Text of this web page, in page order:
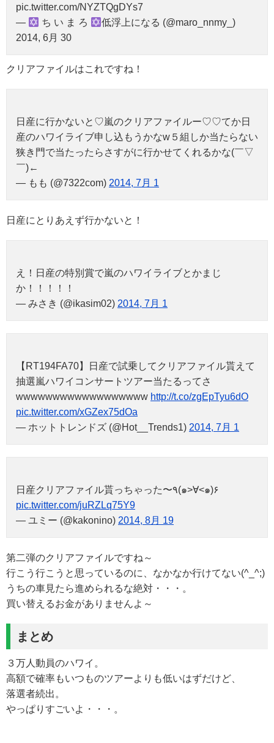
pic.twitter.com/NYZTQgDYs7
—
ち い ま ろ
低浮上になる (@maro_nnmy_)
2014, 6月 30
クリアファイルはこれですね！
日産に行かないと♡嵐のクリアファイルー♡♡てか日
産のハワイライブ申し込もうかなw５組しか当たらない
狭き門で当たったらさすがに行かせてくれるかな(￣▽
￣)←
— もも (@7322com) 2014, 7月 1
日産にとりあえず行かないと！
え！日産の特別賞で嵐のハワイライブとかまじ
か！！！！！
— みさき (@ikasim02) 2014, 7月 1
【RT194FA70】日産で試乗してクリアファイル貰えて
抽選嵐ハワイコンサートツアー当たるってさ
wwwwwwwwwwwwwwwwww http://t.co/zgEpTyu6dO
pic.twitter.com/xGZex75dOa
— ホットトレンドズ (@Hot__Trends1) 2014, 7月 1
日産クリアファイル貰っちゃった〜٩(๑>∀<๑)۶
pic.twitter.com/juRZLq75Y9
— ユミー (@kakonino) 2014, 8月 19
第二弾のクリアファイルですね～
行こう行こうと思っているのに、なかなか行けてない(^_^;)
うちの車見たら進められるな絶対・・・。
買い替えるお金がありませんよ～
まとめ
３万人動員のハワイ。
高額で確率もいつものツアーよりも低いはずだけど、
落選者続出。
やっぱりすごいよ・・・。